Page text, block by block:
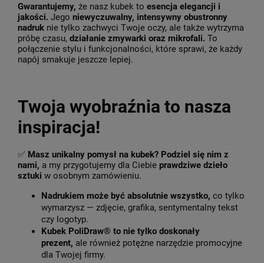
Gwarantujemy, że nasz kubek to esencja elegancji i
jakości. Jego niewyczuwalny, intensywny obustronny
nadruk nie tylko zachwyci Twoje oczy, ale także wytrzyma
próbę czasu, działanie zmywarki oraz mikrofali. To
połączenie stylu i funkcjonalności, które sprawi, że każdy
napój smakuje jeszcze lepiej.
Twoja wyobraźnia to nasza
inspiracja!
✅ Masz unikalny pomysł na kubek? Podziel się nim z
nami, a my przygotujemy dla Ciebie prawdziwe dzieło
sztuki w osobnym zamówieniu.
Nadrukiem może być absolutnie wszystko, co tylko
wymarzysz — zdjęcie, grafika, sentymentalny tekst
czy logotyp.
Kubek PoliDraw® to nie tylko doskonały
prezent, ale również potężne narzędzie promocyjne
dla Twojej firmy.